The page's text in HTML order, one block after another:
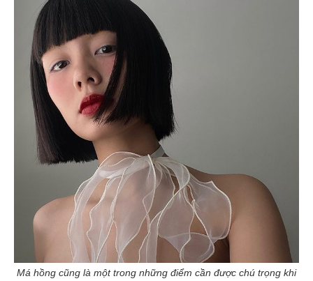
Má hồng cũng là một trong những điểm cần được chú trọng khi